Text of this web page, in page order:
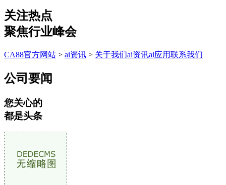
关注热点
聚焦行业峰会
CA88官方网站 > ai资讯 > 关于我们ai资讯ai应用联系我们
公司要闻
您关心的
都是头条